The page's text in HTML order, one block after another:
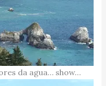
da agua… show…